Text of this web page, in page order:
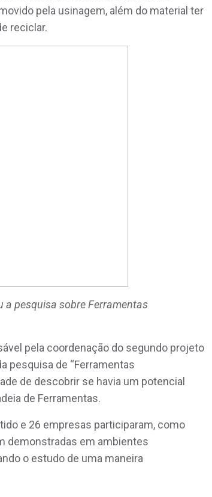
pela usinagem, além do material ter
reciclar.
a pesquisa sobre Ferramentas
pela coordenação do segundo projeto
pesquisa de “Ferramentas
de descobrir se havia um potencial
de Ferramentas.
e 26 empresas participaram, como
demonstradas em ambientes
o estudo de uma maneira